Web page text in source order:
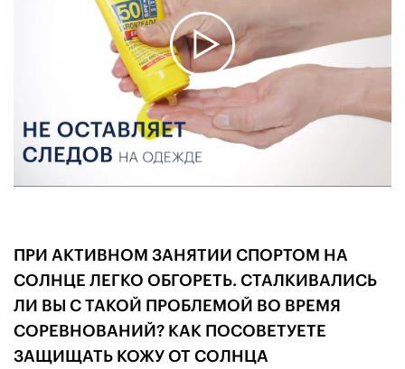
ПРИ АКТИВНОМ ЗАНЯТИИ СПОРТОМ НА
СОЛНЦЕ ЛЕГКО ОБГОРЕТЬ. СТАЛКИВАЛИСЬ
ЛИ ВЫ С ТАКОЙ ПРОБЛЕМОЙ ВО ВРЕМЯ
СОРЕВНОВАНИЙ? КАК ПОСОВЕТУЕТЕ
ЗАЩИЩАТЬ КОЖУ ОТ СОЛНЦА